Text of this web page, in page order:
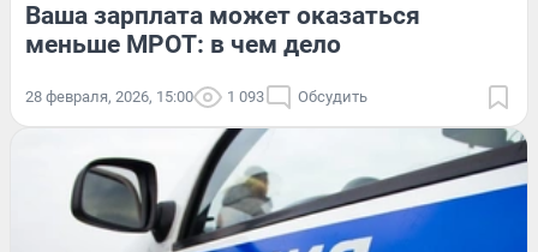
Ваша зарплата может оказаться
меньше МРОТ: в чем дело
28 февраля, 2026, 15:00 1 093 Обсудить